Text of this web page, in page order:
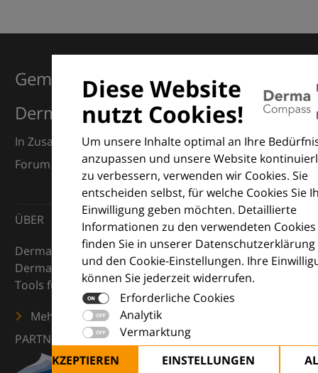
Diese Website
nutzt Cookies!
Um unsere Inhalte optimal an Ihre
anzupassen und unsere Website
zu verbessern, verwenden wir Cookies. Sie
entscheiden selbst, für welche Cookies Sie
Einwilligung geben möchten. Detaillierte
Informationen zu den verwendeten Cookies
finden Sie in unserer Datenschutzerklärung
und den Cookie-Einstellungen. Ihre
können Sie jederzeit widerrufen.
Erforderliche Cookies
Analytik
Vermarktung
ALLE AKZEPTIEREN
EINSTELLUNGEN
Gemeinsam für Exzellenz in der
Dermatologie
In Zusammenarbeit mit dem European Dermatology
Forum (EDF) und Euroderm Excellence
ÜBER
DermaCompass ist Ihr digitaler Kompass für die
Dermatologie – mit Wissen, Bildern und praktischen
Tools für den klinischen Alltag.
Mehr erfahren
PARTNER